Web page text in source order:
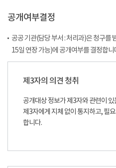
공개여부결정
공공 기관(담당 부서 : 처리과)은 청구를
15일 연장 가능)에 공개여부를 결정합니
제3자의 의견 청취
공개대상 정보가 제3자와 관련이
제3자에게 지체 없이 통지하고, 필
합니다.